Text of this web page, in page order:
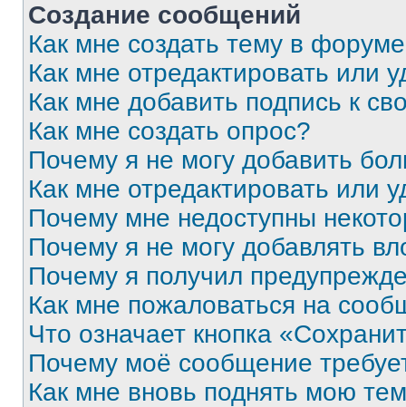
Создание сообщений
Как мне создать тему в
Как мне отредактировать или
Как мне добавить подпись к
Как мне создать опрос?
Почему я не могу добавить
Как мне отредактировать или
Почему мне недоступны
Почему я не могу добавлять
Почему я получил
Как мне пожаловаться на
Что означает кнопка
Почему моё сообщение
Как мне вновь поднять мою